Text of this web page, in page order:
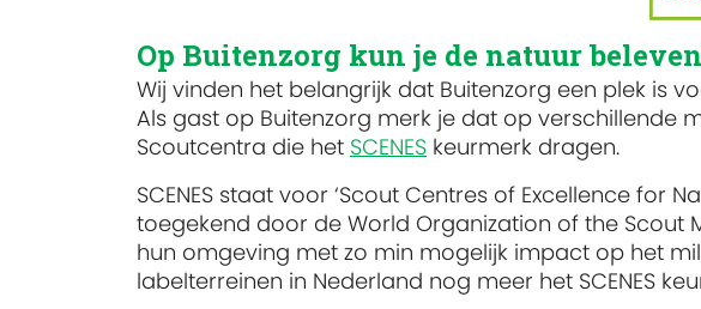
Op Buitenzorg kun je de natuur
Wij vinden het belangrijk dat Buitenzorg een plek is
Als gast op Buitenzorg merk je dat op verschillende
Scoutcentra die het SCENES keurmerk dragen.
SCENES staat voor ‘Scout Centres of Excellence for
toegekend door de World Organization of the Scout
hun omgeving met zo min mogelijk impact op het
labelterreinen in Nederland nog meer het SCENES